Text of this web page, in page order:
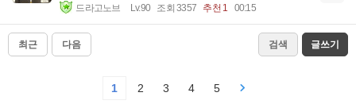
드라고노브 Lv.90 조회 3357 추천 1 00:15
최근 다음 검색 글쓰기
1 2 3 4 5